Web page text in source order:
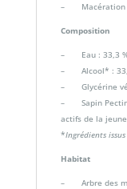
– Macération
Composition
– Eau : 33,3
– Alcool* :
– Glycérine
– Sapin
actifs de la
*Ingrédients
Habitat
– Arbre des